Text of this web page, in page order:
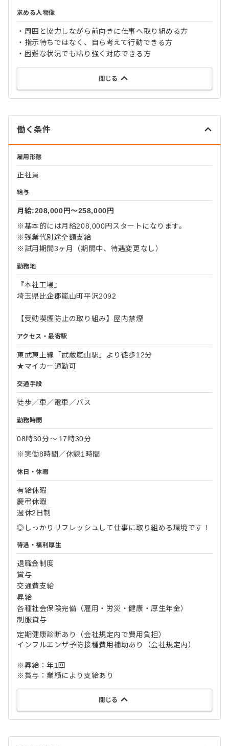
求める人物像
・周囲と協力しながら前向きに仕事へ取り組める方
・指示待ちではなく、自ら考えて行動できる方
・困難な状況でも粘り強く対応できる方
閉じる
働く条件
雇用形態
正社員
給与
月給:208,000円〜258,000円
※基本的には月給208,000円スタートになります。
※残業代別途全額支給
※試用期間3ヶ月（期間中、待遇変更なし）
勤務地
『本社工場』
埼玉県比企郡嵐山町平沢2092
【受動喫煙防止の取り組み】屋内禁煙
アクセス・最寄駅
東武東上線「武蔵嵐山駅」より徒歩12分
★マイカー通勤可
交通手段
徒歩／車／電車／バス
勤務時間
08時30分〜 17時30分
※実働8時間／休憩1時間
休日・休暇
有給休暇
慶弔休暇
週休2日制
◎しっかりリフレッシュして仕事に取り組める環境です！
待遇・福利厚生
退職金制度
賞与
交通費支給
昇給
各種社会保険完備（雇用・労災・健康・厚生年金）
制服貸与
定期健康診断あり（会社規定内で費用負担）
インフルエンザ予防接種費用補助あり（会社規定内）
※昇給：年1回
※賞与：業績により支給あり
閉じる